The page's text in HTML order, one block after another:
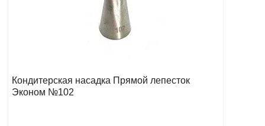
Кондитерская насадка Прямой лепесток
Эконом №102